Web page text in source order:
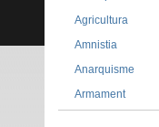
Agricultura
Amnistia
Anarquisme
Armament